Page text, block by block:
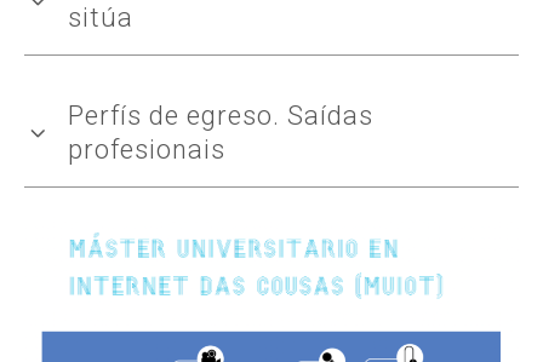
sitúa
Perfís de egreso. Saídas
profesionais